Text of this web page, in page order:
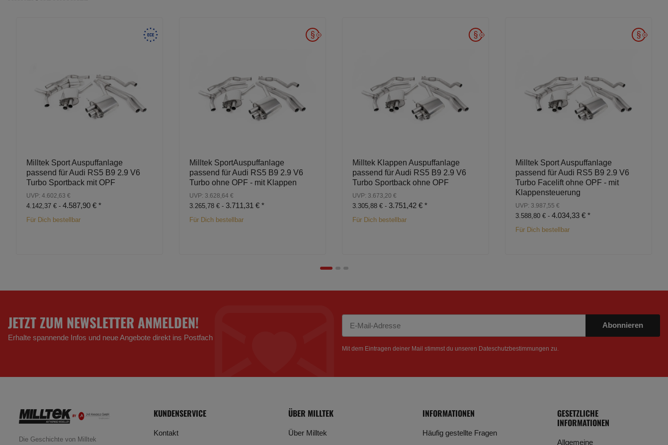
Milltek Sport Auspuffanlage
passend für Audi RS5 B9 2.9 V6
Turbo Sportback mit OPF
UVP: 4.602,63 €
4.142,37 € - 4.587,90 € *
Für Dich bestellbar
Milltek SportAuspuffanlage
passend für Audi RS5 B9 2.9 V6
Turbo ohne OPF - mit Klappen
UVP: 3.628,64 €
3.265,78 € - 3.711,31 € *
Für Dich bestellbar
Milltek Klappen Auspuffanlage
passend für Audi RS5 B9 2.9 V6
Turbo Sportback ohne OPF
UVP: 3.673,20 €
3.305,88 € - 3.751,42 € *
Für Dich bestellbar
Milltek Sport Auspuffanlage
passend für Audi RS5 B9 2.9 V6
Turbo Facelift ohne OPF - mit
Klappensteuerung
UVP: 3.987,55 €
3.588,80 € - 4.034,33 € *
Für Dich bestellbar
JETZT ZUM NEWSLETTER ANMELDEN!
Erhalte spannende Infos und neue Angebote direkt ins Postfach
Abonnieren
Mit dem Eintragen deiner Mail stimmst du unseren Dateschutzbestimmungen zu.
Die Geschichte von Milltek
KUNDENSERVICE
Kontakt
ÜBER MILLTEK
Über Milltek
INFORMATIONEN
Häufig gestellte Fragen
GESETZLICHE
INFORMATIONEN
Allgemeine